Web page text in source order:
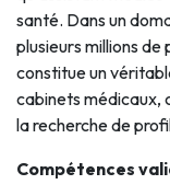
santé. Dans un
plusieurs millions
constitue un
cabinets médicaux,
la recherche de
Compétences